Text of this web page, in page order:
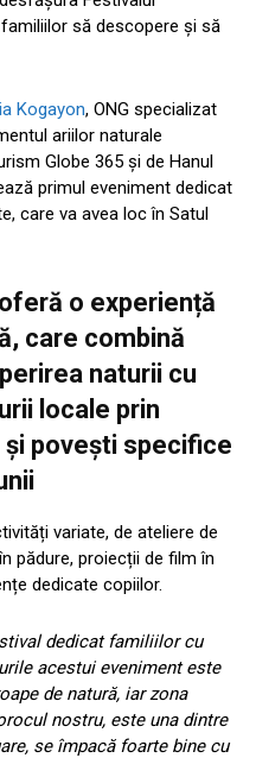
să descopere și să
Kogayon, ONG specializat
ariilor naturale
Globe 365 și de Hanul
primul eveniment dedicat
care va avea loc în Satul
o experiență
care combină
naturii cu
locale prin
povești specifice
variate, de ateliere de
pădure, proiecții de film în
dedicate copiilor.
dedicat familiilor cu
acestui eveniment este
de natură, iar zona
nostru, este una dintre
se împacă foarte bine cu